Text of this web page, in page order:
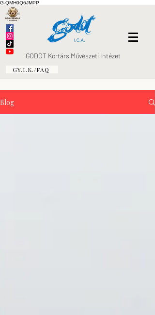
G-QMH0Q6JMPP
GODOT Kortárs Művészeti Intézet
GY.I.K./FAQ
Blog